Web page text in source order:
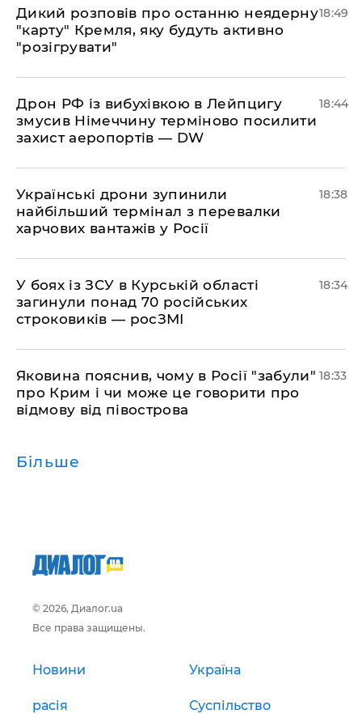
​Дикий розповів про останню неядерну
"карту" Кремля, яку будуть активно
"розігрувати"
18:49
​Дрон РФ із вибухівкою в Лейпцигу
змусив Німеччину терміново посилити
захист аеропортів — DW
18:44
​Українські дрони зупинили
найбільший термінал з перевалки
харчових вантажів у Росії
18:38
​У боях із ЗСУ в Курській області
загинули понад 70 російських
строковиків — росЗМІ
18:34
​Яковина пояснив, чому в Росії "забули"
про Крим і чи може це говорити про
відмову від півострова
18:33
Більше
© 2026, Диалог.ua
Все права защищены.
Новини Україна
расія Суспільство